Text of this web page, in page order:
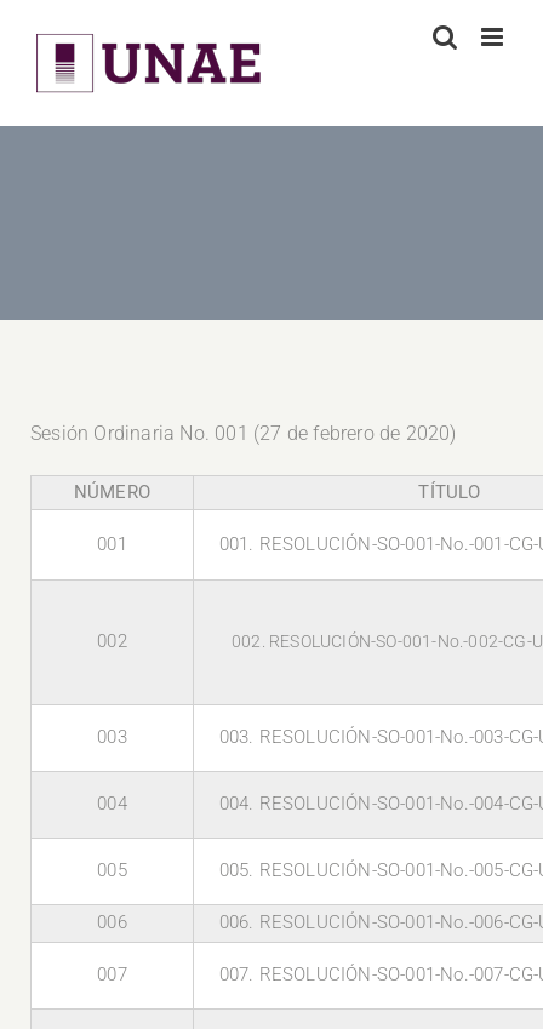
content
Sesión Ordinaria No. 001 (27 de febrero de 2020)
NÚMERO TÍTULO
001 001. RESOLUCIÓN-SO-001-No.-001-
002 002. RESOLUCIÓN-SO-001-No.-002-CG-
003 003. RESOLUCIÓN-SO-001-No.-003-
004 004. RESOLUCIÓN-SO-001-No.-004-
005 005. RESOLUCIÓN-SO-001-No.-005-
006 006. RESOLUCIÓN-SO-001-No.-006-
007 007. RESOLUCIÓN-SO-001-No.-007-